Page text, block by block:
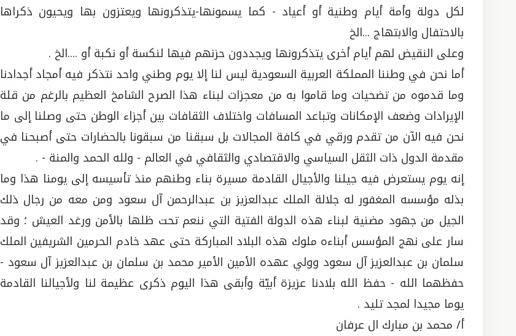
لكل دولة وأمة أيام وطنية أو أعياد - كما يسمونها-يتذكرونها ويعتزون بها ويحيون ذكراها
بالاحتفال والابتهاج ...الخ
وعلى النقيض لهم أيام أخرى يتذكرونها ويجددون حزنهم فيها لنكسة أو نكبة أو ....الخ .
أما نحن في وطننا المملكة العربية السعودية ليس لنا إلا يوم وطني واحد نتذكر فيه أمجاد أجدادنا
وما قدموه من تضحيات وما قاموا به من معجزات لبناء هذا الصرح الشامخ العظيم بالرغم من قلة
الإيرادات وضعف الإمكانات وتباعد المسافات واختلاف الثقافات بين أجزاء الوطن حتى وصلنا إلى ما
نحن فيه الآن من تقدم ورقي في كافة المجالات بل سبقنا من سبقونا بالحضارات حتى أصبحنا في
مقدمة الدول ذات الثقل السياسي والاقتصادي والثقافي في العالم - ولله الحمد والمنة - .
إنه يوم يستعرض فيه جيلنا والأجيال القادمة مسيرة بناء وطنهم منذ تأسيسه إلى يومنا هذا وما
بذله مؤسسه المغفور له جلالة الملك عبدالعزيز بن عبدالرحمن آل سعود ومن معه من رجال ذلك
الجيل من جهود مضنية لبناء هذه الدولة الفتية التي ننعم تحت ظلها بالأمن ورغد العيش ؛ وقد
سار على نهج المؤسس أبناءه ملوك هذه البلاد المباركة حتى عهد خادم الحرمين الشريفين الملك
سلمان بن عبدالعزيز آل سعود وولي عهده الأمين الأمير محمد بن سلمان بن عبدالعزيز آل سعود -
حفظهما الله - حفظ الله بلادنا عزيزة أبيّة وأبقى هذا اليوم ذكرى عظيمة لنا ولأجيالنا القادمة
يوما مجيدا لمجد تليد .
أ/ محمد بن مبارك ال عرفان